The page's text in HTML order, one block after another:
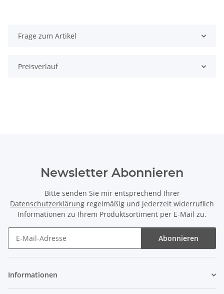
Frage zum Artikel
Preisverlauf
Newsletter Abonnieren
Bitte senden Sie mir entsprechend Ihrer
Datenschutzerklärung regelmäßig und jederzeit widerruflich
Informationen zu Ihrem Produktsortiment per E-Mail zu.
Abonnieren
Informationen